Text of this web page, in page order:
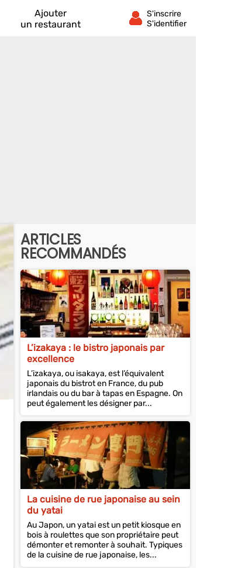
Ajouter
un restaurant
ARTICLES
RECOMMANDÉS
L’izakaya : le bistro japonais par
excellence
L’izakaya, ou isakaya, est l’équivalent
japonais du bistrot en France, du pub
irlandais ou du bar à tapas en Espagne. On
peut également les désigner par...
La cuisine de rue japonaise au sein
du yatai
Au Japon, un yatai est un petit kiosque en
bois à roulettes que son propriétaire peut
démonter et remonter à souhait. Typiques
de la cuisine de rue japonaise, les...